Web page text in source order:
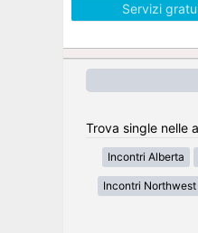
Servizi
Trova single nelle
Incontri Alberta
Incontri